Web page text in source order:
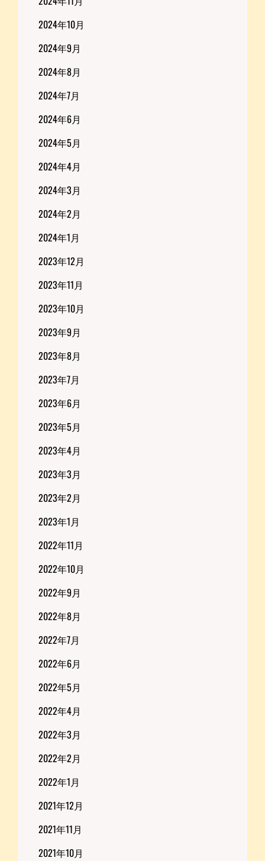
2024年10月
2024年9月
2024年8月
2024年7月
2024年6月
2024年5月
2024年4月
2024年3月
2024年2月
2024年1月
2023年12月
2023年11月
2023年10月
2023年9月
2023年8月
2023年7月
2023年6月
2023年5月
2023年4月
2023年3月
2023年2月
2023年1月
2022年11月
2022年10月
2022年9月
2022年8月
2022年7月
2022年6月
2022年5月
2022年4月
2022年3月
2022年2月
2022年1月
2021年12月
2021年11月
2021年10月